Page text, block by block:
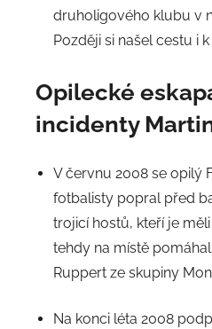
druholigového klubu v
Později si našel cestu i
Opilecké
incidenty
V červnu 2008 se opilý
fotbalisty popral před
trojicí hostů, kteří je
tehdy na místě
Ruppert ze skupiny
Na konci léta 2008